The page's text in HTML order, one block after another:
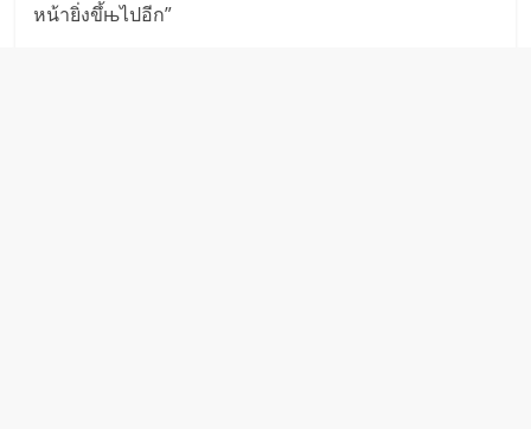
หน้ายิ่งขึ้њไปอีก”